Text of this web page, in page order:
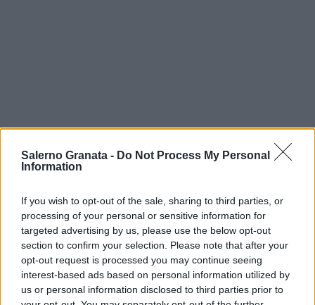
Salerno Granata - Do Not Process My Personal
Information
If you wish to opt-out of the sale, sharing to third parties, or
processing of your personal or sensitive information for
targeted advertising by us, please use the below opt-out
section to confirm your selection. Please note that after your
opt-out request is processed you may continue seeing
interest-based ads based on personal information utilized by
us or personal information disclosed to third parties prior to